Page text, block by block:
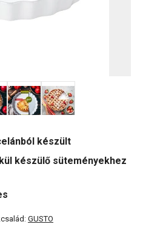
készült
készülő süteményekhez
GUSTO